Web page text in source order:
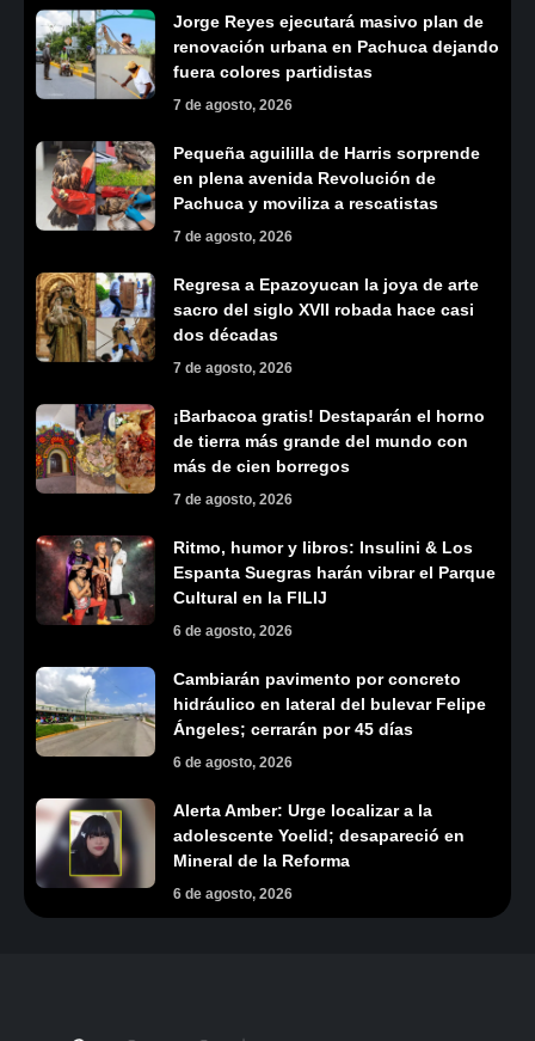
Jorge Reyes ejecutará masivo plan de
renovación urbana en Pachuca dejando
fuera colores partidistas
7 de agosto, 2026
Pequeña aguililla de Harris sorprende
en plena avenida Revolución de
Pachuca y moviliza a rescatistas
7 de agosto, 2026
Regresa a Epazoyucan la joya de arte
sacro del siglo XVII robada hace casi
dos décadas
7 de agosto, 2026
¡Barbacoa gratis! Destaparán el horno
de tierra más grande del mundo con
más de cien borregos
7 de agosto, 2026
Ritmo, humor y libros: Insulini & Los
Espanta Suegras harán vibrar el Parque
Cultural en la FILIJ
6 de agosto, 2026
Cambiarán pavimento por concreto
hidráulico en lateral del bulevar Felipe
Ángeles; cerrarán por 45 días
6 de agosto, 2026
Alerta Amber: Urge localizar a la
adolescente Yoelid; desapareció en
Mineral de la Reforma
6 de agosto, 2026